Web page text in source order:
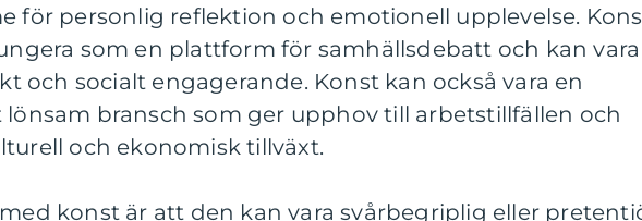
för personlig reflektion och emotionell upplevelse.
som en plattform för samhällsdebatt och kan vara
och socialt engagerande. Konst kan också vara en
bransch som ger upphov till arbetstillfällen och
och ekonomisk tillväxt.
konst är att den kan vara svårbegriplig eller